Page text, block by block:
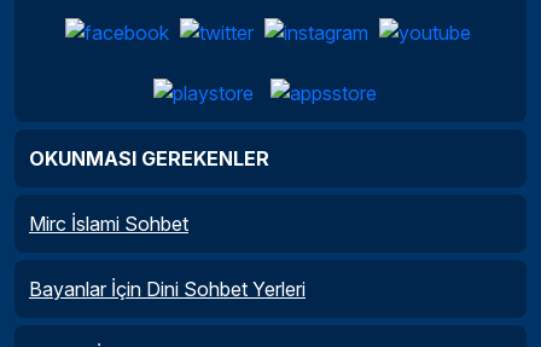
OKUNMASI GEREKENLER
Mirc İslami Sohbet
Bayanlar İçin Dini Sohbet Yerleri